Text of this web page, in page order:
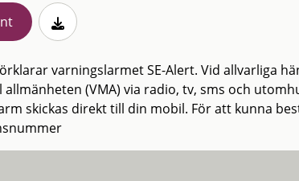
varningslarmet SE-Alert. Vid allvarliga
(VMA) via radio, tv, sms och
skickas direkt till din mobil. För att kunna